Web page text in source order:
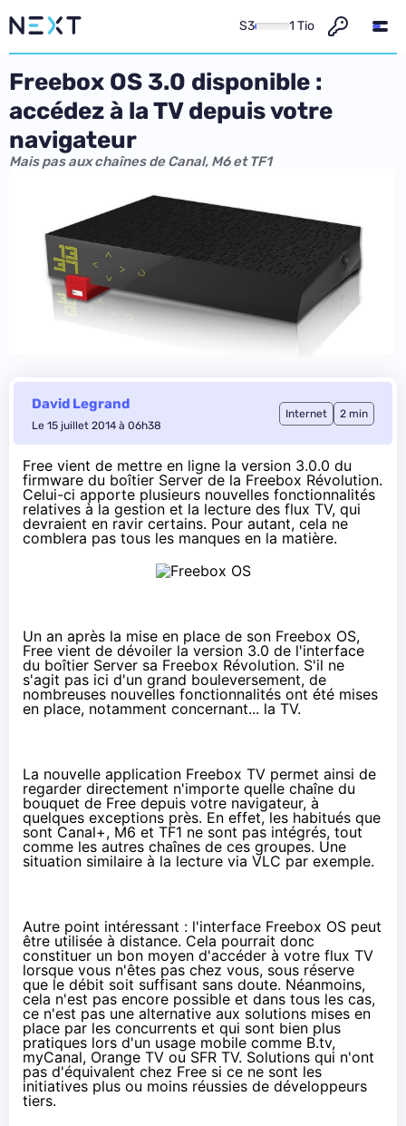
S3 1 Tio
Freebox OS 3.0 disponible :
accédez à la TV depuis votre
navigateur
Mais pas aux chaînes de Canal, M6 et TF1
David Legrand
Le 15 juillet 2014 à 06h38
Internet 2 min
Free vient de mettre en ligne la version 3.0.0 du
firmware du boîtier Server de la Freebox Révolution.
Celui-ci apporte plusieurs nouvelles fonctionnalités
relatives à la gestion et la lecture des flux TV, qui
devraient en ravir certains. Pour autant, cela ne
comblera pas tous les manques en la matière.
Un an après la mise en place de son Freebox OS,
Free vient de dévoiler la version 3.0 de l'interface
du boîtier Server sa Freebox Révolution. S'il ne
s'agit pas ici d'un grand bouleversement, de
nombreuses nouvelles fonctionnalités ont été mises
en place, notamment concernant... la TV.
La nouvelle application Freebox TV permet ainsi de
regarder directement n'importe quelle chaîne du
bouquet de Free depuis votre navigateur, à
quelques exceptions près. En effet, les habitués que
sont Canal+, M6 et TF1 ne sont pas intégrés, tout
comme les autres chaînes de ces groupes. Une
situation similaire à la lecture via VLC par exemple.
Autre point intéressant : l'interface Freebox OS peut
être utilisée à distance. Cela pourrait donc
constituer un bon moyen d'accéder à votre flux TV
lorsque vous n'êtes pas chez vous, sous réserve
que le débit soit suffisant sans doute. Néanmoins,
cela n'est pas encore possible et dans tous les cas,
ce n'est pas une alternative aux solutions mises en
place par les concurrents et qui sont bien plus
pratiques lors d'un usage mobile comme B.tv,
myCanal, Orange TV ou SFR TV. Solutions qui n'ont
pas d'équivalent chez Free si ce ne sont les
initiatives plus ou moins réussies de développeurs
tiers.